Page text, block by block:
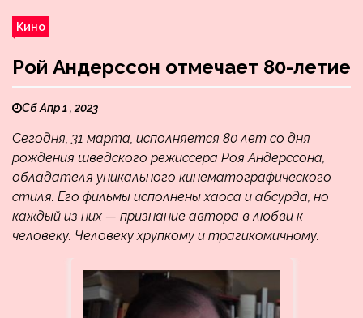
Кино
Рой Андерссон отмечает 80-летие
Сб Апр 1 , 2023
Сегодня, 31 марта, исполняется 80 лет со дня
рождения шведского режиссера Роя Андерссона,
обладателя уникального кинематографического
стиля. Его фильмы исполнены хаоса и абсурда, но
каждый из них — признание автора в любви к
человеку. Человеку хрупкому и трагикомичному.